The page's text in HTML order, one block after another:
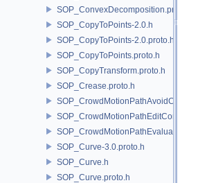
SOP_ConvexDecomposition.proto.h
SOP_CopyToPoints-2.0.h
SOP_CopyToPoints-2.0.proto.h
SOP_CopyToPoints.proto.h
SOP_CopyTransform.proto.h
SOP_Crease.proto.h
SOP_Curve-3.0.proto.h
SOP_Curve.h
SOP_Curve.proto.h